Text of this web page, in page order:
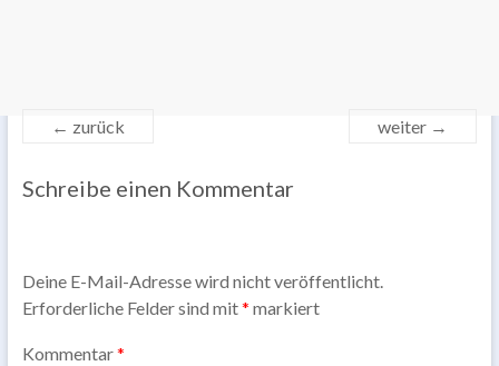
← zurück weiter →
Schreibe einen Kommentar
Deine E-Mail-Adresse wird nicht veröffentlicht.
Erforderliche Felder sind mit* markiert
Kommentar*